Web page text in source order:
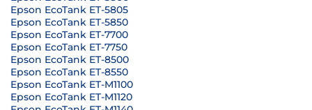
Epson EcoTank ET-5805
Epson EcoTank ET-5850
Epson EcoTank ET-7700
Epson EcoTank ET-7750
Epson EcoTank ET-8500
Epson EcoTank ET-8550
Epson EcoTank ET-M1100
Epson EcoTank ET-M1120